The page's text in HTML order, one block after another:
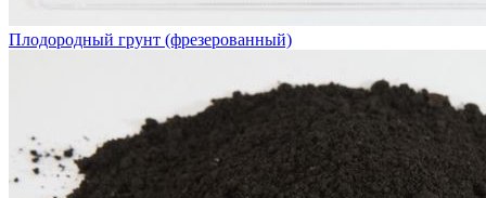
Плодородный грунт (фрезерованный)